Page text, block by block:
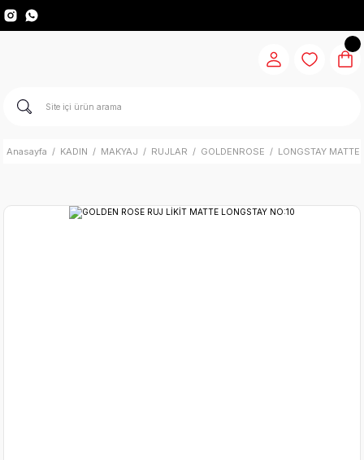
Anasayfa KADIN MAKYAJ RUJLAR GOLDENROSE LONGSTAY MATTE